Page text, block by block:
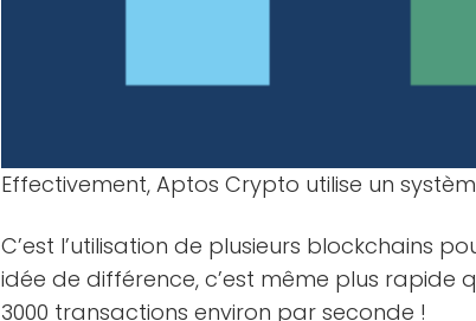
Effectivement, Aptos Crypto utilise un
C’est l’utilisation de plusieurs blockchains
idée de différence, c’est même plus rapide
3000 transactions environ par seconde !